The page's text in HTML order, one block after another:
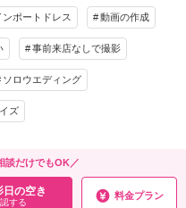
ケ&ブートニア／ロングベール／
真クオリティ補正／撮影カットリク
撮影日の空き
を確認する
着 新郎衣装1着
小物一式
ト 台紙付写真
タル
ーケ&ブートニア／ロングベール／
真クオリティ補正／撮影カットリク
ンポートドレス 動画の作成
事前来店なしで撮影
ソロウエディング
ズ
談だけでもOK／
日の空き
する
料金プラン